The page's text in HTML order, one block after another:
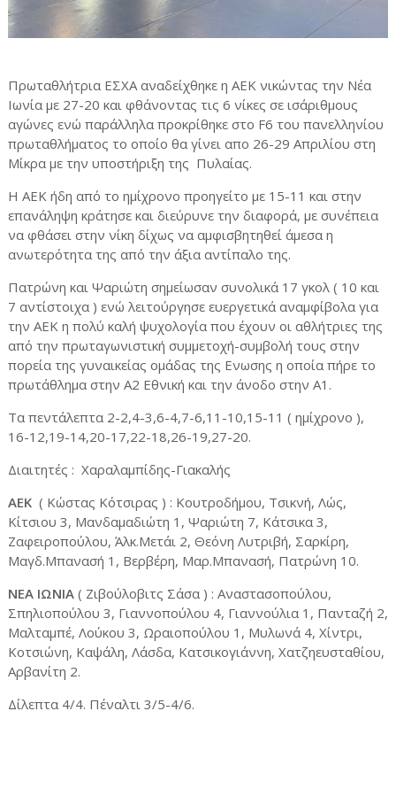
Πρωταθλήτρια ΕΣΧΑ αναδείχθηκε η ΑΕΚ νικώντας την Νέα
Ιωνία με 27-20 και φθάνοντας τις 6 νίκες σε ισάριθμους
αγώνες ενώ παράλληλα προκρίθηκε στο F6 του πανελληνίου
πρωταθλήματος το οποίο θα γίνει απο 26-29 Απριλίου στη
Μίκρα με την υποστήριξη της Πυλαίας.
Η AEK ήδη από το ημίχρονο προηγείτο με 15-11 και στην
επανάληψη κράτησε και διεύρυνε την διαφορά, με συνέπεια
να φθάσει στην νίκη δίχως να αμφισβητηθεί άμεσα η
ανωτερότητα της από την άξια αντίπαλο της.
Πατρώνη και Ψαριώτη σημείωσαν συνολικά 17 γκολ ( 10 και
7 αντίστοιχα ) ενώ λειτούργησε ευεργετικά αναμφίβολα για
την ΑΕΚ η πολύ καλή ψυχολογία που έχουν οι αθλήτριες της
από την πρωταγωνιστική συμμετοχή-συμβολή τους στην
πορεία της γυναικείας ομάδας της Ενωσης η οποία πήρε το
πρωτάθλημα στην Α2 Εθνική και την άνοδο στην Α1.
Τα πεντάλεπτα 2-2,4-3,6-4,7-6,11-10,15-11 ( ημίχρονο ),
16-12,19-14,20-17,22-18,26-19,27-20.
Διαιτητές : Χαραλαμπίδης-Γιακαλής
ΑΕΚ ( Κώστας Κότσιρας ) : Κουτροδήμου, Τσικνή, Λώς,
Κίτσιου 3, Μανδαμαδιώτη 1, Ψαριώτη 7, Κάτσικα 3,
Ζαφειροπούλου, Άλκ.Μετάι 2, Θεόνη Λυτριβή, Σαρκίρη,
Μαγδ.Μπανασή 1, Βερβέρη, Μαρ.Μπανασή, Πατρώνη 10.
ΝΕΑ ΙΩΝΙΑ( Ζιβούλοβιτς Σάσα ) : Αναστασοπούλου,
Σπηλιοπούλου 3, Γιαννοπούλου 4, Γιαννούλια 1, Πανταζή 2,
Μαλταμπέ, Λούκου 3, Ωραιοπούλου 1, Μυλωνά 4, Χίντρι,
Κοτσιώνη, Καψάλη, Λάσδα, Κατσικογιάννη, Χατζηευσταθίου,
Αρβανίτη 2.
Δίλεπτα 4/4. Πέναλτι 3/5-4/6.